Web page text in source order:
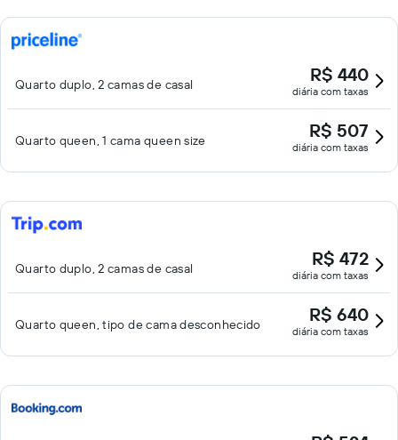
Quarto duplo, 2 camas de casal R$ 440
diária com taxas
Quarto queen, 1 cama queen size R$ 507
diária com taxas
Quarto duplo, 2 camas de casal R$ 472
diária com taxas
Quarto queen, tipo de cama desconhecido R$ 640
diária com taxas